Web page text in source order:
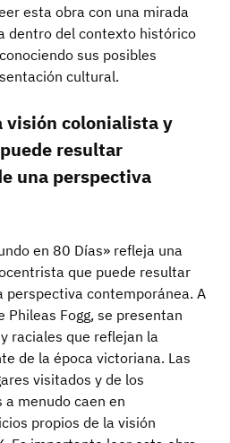
esta obra con una mirada
dentro del contexto histórico
sus posibles
cultural.
visión colonialista y
resultar
una perspectiva
en 80 Días» refleja una
que puede resultar
perspectiva contemporánea. A
Phileas Fogg, se presentan
raciales que reflejan la
de la época victoriana. Las
visitados y de los
menudo caen en
propios de la visión